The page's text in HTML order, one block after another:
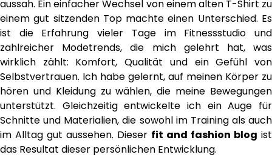
aussah. Ein einfacher Wechsel von einem alten T-Shirt zu
einem gut sitzenden Top machte einen Unterschied. Es
ist die Erfahrung vieler Tage im Fitnessstudio und
zahlreicher Modetrends, die mich gelehrt hat, was
wirklich zählt: Komfort, Qualität und ein Gefühl von
Selbstvertrauen. Ich habe gelernt, auf meinen Körper zu
hören und Kleidung zu wählen, die meine Bewegungen
unterstützt. Gleichzeitig entwickelte ich ein Auge für
Schnitte und Materialien, die sowohl im Training als auch
im Alltag gut aussehen. Dieser fit and fashion blog ist
das Resultat dieser persönlichen Entwicklung.